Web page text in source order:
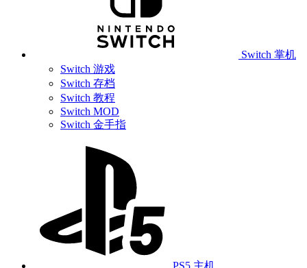
Switch 掌机
Switch 游戏
Switch 存档
Switch 教程
Switch MOD
Switch 金手指